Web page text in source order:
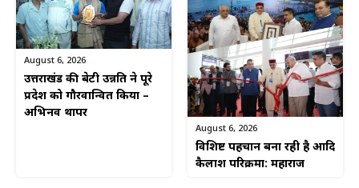
August 6, 2026
उत्तराखंड की बेटी उन्नति ने पूरे
प्रदेश को गौरवान्वित किया –
अभिनव थापर
August 6, 2026
विशिष्ट पहचान बना रही है आदि
कैलाश परिक्रमा: महाराज